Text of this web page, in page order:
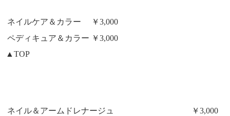
ネイルケア＆カラー
￥3,000
ペディキュア＆カラー ￥3,000
▲TOP
ネイル＆アームドレナージュ
￥3,000